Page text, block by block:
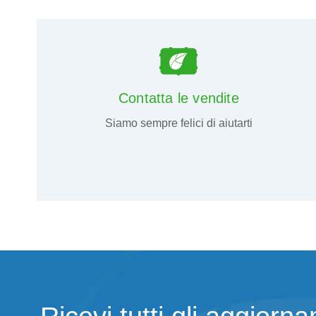
Contatta le vendite
Siamo sempre felici di aiutarti